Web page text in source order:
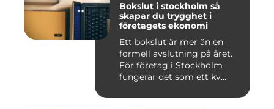
Bokslut i stockholm så
skapar du trygghet i
företagets ekonomi
Ett bokslut är mer än en
formell avslutning på året.
För företag i Stockholm
fungerar det som ett kv...